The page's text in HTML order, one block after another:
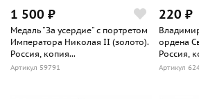
1 500 ₽
Медаль "За усердие" с портретом
Императора Николая II (золото).
Россия, копия...
Артикул 59791
220 ₽
ордена
Россия,
Артикул